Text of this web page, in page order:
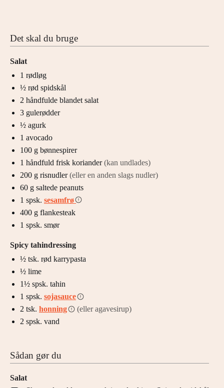
Det skal du bruge
Salat
1 rødløg
½ rød spidskål
2 håndfulde blandet salat
3 gulerødder
½ agurk
1 avocado
100 g bønnespirer
1 håndfuld frisk koriander (kan undlades)
200 g risnudler(eller en anden slags nudler)
60 g saltede peanuts
1 spsk. sesamfrø
400 g flankesteak
1 spsk. smør
Spicy tahindressing
½ tsk. rød karrypasta
½ lime
1½ spsk. tahin
1 spsk. sojasauce
2 tsk. honning
(eller agavesirup)
2 spsk. vand
Sådan gør du
Salat